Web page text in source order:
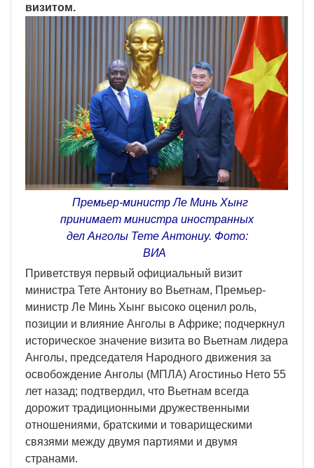
визитом.
Премьер-министр Ле Минь Хынг
принимает министра иностранных
дел Анголы Тете Антониу. Фото:
ВИА
Приветствуя первый официальный визит
министра Тете Антониу во Вьетнам, Премьер-
министр Ле Минь Хынг высоко оценил роль,
позиции и влияние Анголы в Африке; подчеркнул
историческое значение визита во Вьетнам лидера
Анголы, председателя Народного движения за
освобождение Анголы (МПЛА) Агостиньо Нето 55
лет назад; подтвердил, что Вьетнам всегда
дорожит традиционными дружественными
отношениями, братскими и товарищескими
связями между двумя партиями и двумя
странами.